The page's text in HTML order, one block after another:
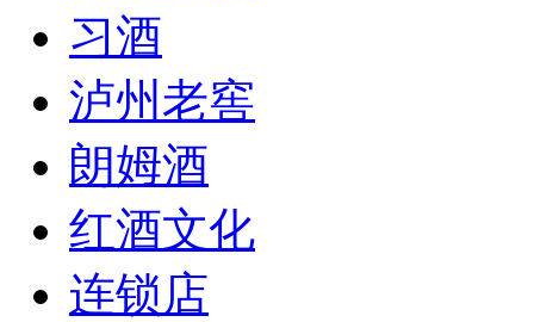
习酒
泸州老窖
朗姆酒
红酒文化
连锁店